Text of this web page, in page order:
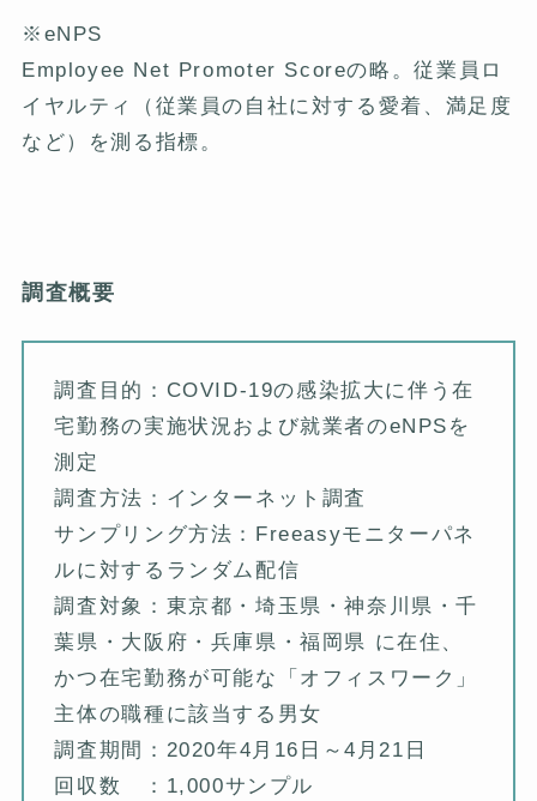
※eNPS
Employee Net Promoter Scoreの略。従業員ロ
イヤルティ（従業員の自社に対する愛着、満足度
など）を測る指標。
調査概要
調査目的：COVID-19の感染拡大に伴う在
宅勤務の実施状況および就業者のeNPSを
測定
調査方法：インターネット調査
サンプリング方法：Freeasyモニターパネ
ルに対するランダム配信
調査対象：東京都・埼玉県・神奈川県・千
葉県・大阪府・兵庫県・福岡県 に在住、
かつ在宅勤務が可能な「オフィスワーク」
主体の職種に該当する男女
調査期間：2020年4月16日～4月21日
回収数 ：1,000サンプル